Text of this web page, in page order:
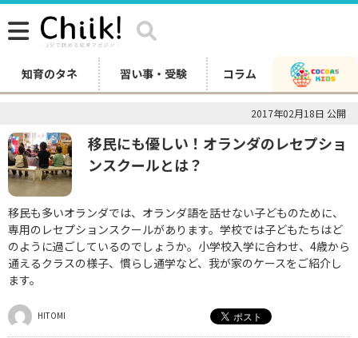
知育のタネ 習い事・受験 コラム
2017年02月18日 公開
移民にも優しい！オランダのレセプショ
ンスクールとは？
移民も多いオランダでは、オランダ語を話せない子どものために、
専用のレセプションスクールがあります。学校では子どもたちはど
のように過ごしているのでしょうか。小学校入学に合わせ、4歳から
通えるクラスの様子、慣らし通学など、我が家のケースをご紹介し
ます。
HITOMI